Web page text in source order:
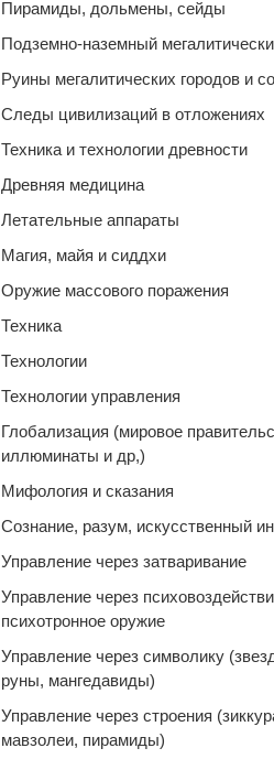
Пирамиды, дольмены, сейды
Подземно-наземный
Руины мегалитических городов и
Следы цивилизаций в отложениях
Техника и технологии древности
Древняя медицина
Летательные аппараты
Магия, майя и сиддхи
Оружие массового поражения
Техника
Технологии
Технологии управления
Глобализация (мировое
иллюминаты и др,)
Мифология и сказания
Сознание, разум, искусственный
Управление через затваривание
Управление через
психотронное оружие
Управление через символику
руны, мангедавиды)
Управление через строения
мавзолеи, пирамиды)